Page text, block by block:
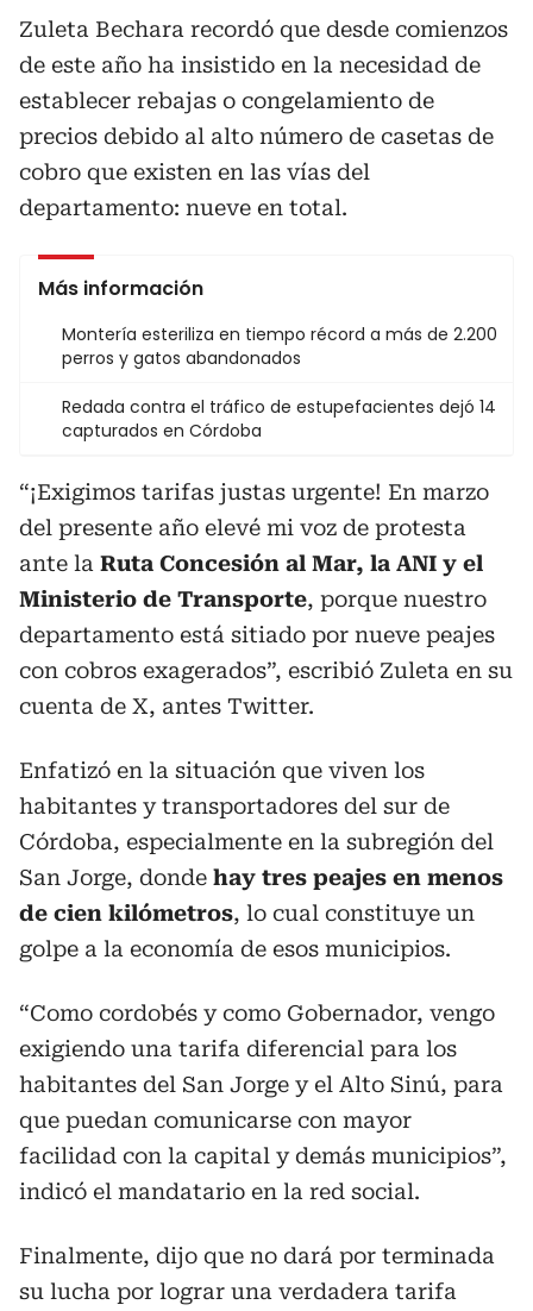
Zuleta Bechara recordó que desde comienzos
de este año ha insistido en la necesidad de
establecer rebajas o congelamiento de
precios debido al alto número de casetas de
cobro que existen en las vías del
departamento: nueve en total.
Más información
Montería esteriliza en tiempo récord a más de 2.200
perros y gatos abandonados
Redada contra el tráfico de estupefacientes dejó 14
capturados en Córdoba
“¡Exigimos tarifas justas urgente! En marzo
del presente año elevé mi voz de protesta
ante la Ruta Concesión al Mar, la ANI y el
Ministerio de Transporte, porque nuestro
departamento está sitiado por nueve peajes
con cobros exagerados”, escribió Zuleta en su
cuenta de X, antes Twitter.
Enfatizó en la situación que viven los
habitantes y transportadores del sur de
Córdoba, especialmente en la subregión del
San Jorge, donde hay tres peajes en menos
de cien kilómetros, lo cual constituye un
golpe a la economía de esos municipios.
“Como cordobés y como Gobernador, vengo
exigiendo una tarifa diferencial para los
habitantes del San Jorge y el Alto Sinú, para
que puedan comunicarse con mayor
facilidad con la capital y demás municipios”,
indicó el mandatario en la red social.
Finalmente, dijo que no dará por terminada
su lucha por lograr una verdadera tarifa